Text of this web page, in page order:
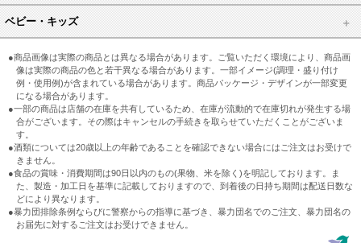
ベビー・キッズ
●商品画像は実際の商品とは異なる場合があります。ご覧いただく環境により、商品画
像は実際の商品の色と若干異なる場合があります。一部イメージ(調理・盛り付け
例・使用例)が含まれている場合があります。商品パッケージ・デザインが一部変更
になる場合があります。
●一部の商品は店舗の在庫を共有しているため、在庫が流動的で在庫切れが発生する場
合がございます。その際はキャンセルの手続きを取らせていただくことがございま
す。
●酒類については20歳以上の年齢であることを確認できない場合にはご注文はお受けで
きません。
●食品の賞味・消費期間は90日以内のもの(果物、米を除く)を明記しております。ま
た、製造・加工日を基準に記載しておりますので、到着後の日持ち期間は配送日数な
どにより異なります。
●暴力団排除条例ならびに警察からの指導に基づき、暴力団名でのご注文、暴力団名の
お届先に対するご注文はお受けできません。